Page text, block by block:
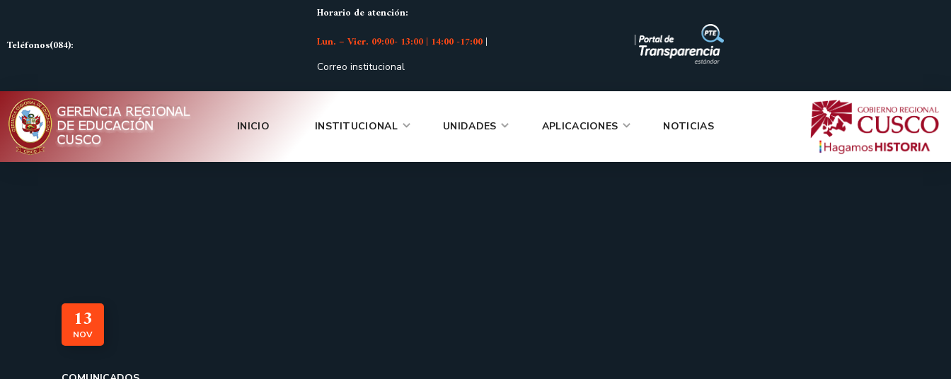
Teléfonos(084):
Horario de atención:
Lun. – Vier. 09:00- 13:00 | 14:00 -17:00|
Correo institucional
|
INICIO INSTITUCIONAL UNIDADES APLICACIONES NOTICIAS
13
NOV